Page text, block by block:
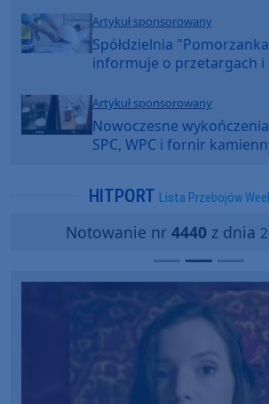
Artykuł sponsorowany
Spółdzielnia
informuje o przetargach
Artykuł sponsorowany
Nowoczesne
SPC, WPC i fornir
HITPORT Lista Przebojów
Notowanie nr 4440 z dnia